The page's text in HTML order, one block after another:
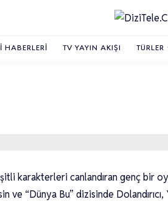
HABERLERI TV YAYIN AKIŞI TÜRLER
karakterleri canlandıran genç bir
ve “Dünya Bu” dizisinde